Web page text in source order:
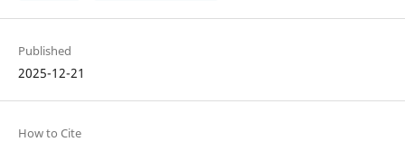
Published
2025-12-21
How to Cite